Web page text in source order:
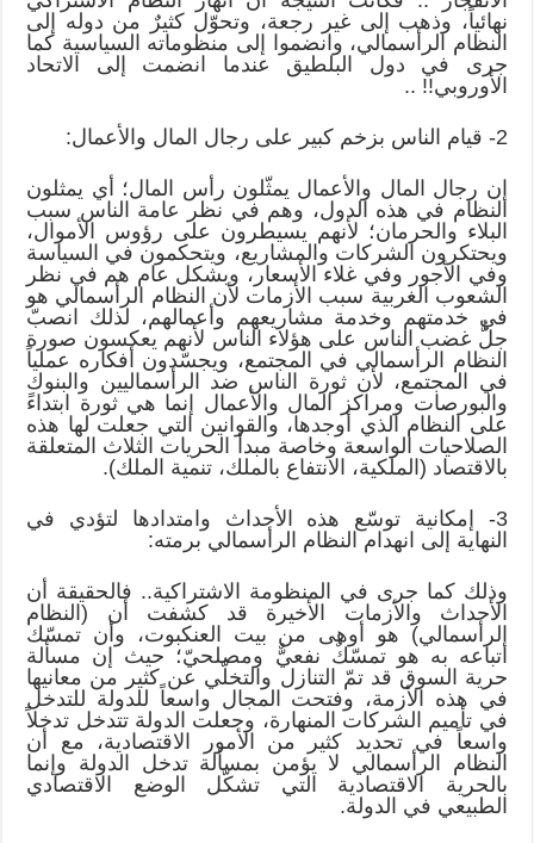
نهائياً، وذهب إلى غير رجعة، وتحوّل كثيرٌ من دوله إلى
النظام الرأسمالي، وانضموا إلى منظوماته السياسية كما
جرى في دول البلطيق عندما انضمت إلى الاتحاد
الأوروبي!! ..
2- قيام الناس بزخم كبير على رجال المال والأعمال:
إن رجال المال والأعمال يمثّلون رأس المال؛ أي يمثلون
النظام في هذه الدول، وهم في نظر عامة الناس سبب
البلاء والحرمان؛ لأنهم يسيطرون على رؤوس الأموال،
ويحتكرون الشركات والمشاريع، ويتحكمون في السياسة
وفي الأجور وفي غلاء الأسعار، وبشكل عام هم في نظر
الشعوب الغربية سبب الأزمات لأن النظام الرأسمالي هو
في خدمتهم وخدمة مشاريعهم وأعمالهم، لذلك انصبّ
جلُّ غضب الناس على هؤلاء الناس لأنهم يعكسون صورة
النظام الرأسمالي في المجتمع، ويجسّدون أفكاره عملياً
في المجتمع، لأن ثورة الناس ضد الرأسماليين والبنوك
والبورصات ومراكز المال والأعمال إنما هي ثورة ابتداءً
على النظام الذي أوجدها، والقوانين التي جعلت لها هذه
الصلاحيات الواسعة وخاصة مبدأ الحريات الثلاث المتعلقة
بالاقتصاد (الملكية، الانتفاع بالملك، تنمية الملك).
3- إمكانية توسّع هذه الأحداث وامتدادها لتؤدي في
النهاية إلى انهدام النظام الرأسمالي برمته:
وذلك كما جرى في المنظومة الاشتراكية.. فالحقيقة أن
الأحداث والأزمات الأخيرة قد كشفت أن (النظام
الرأسمالي) هو أوهى من بيت العنكبوت، وأن تمسّك
أتباعه به هو تمسّكٌ نفعيٌّ ومصلحيّ؛ حيث إن مسألة
حرية السوق قد تمّ التنازل والتخلّي عن كثير من معانيها
في هذه الأزمة، وفتحت المجال واسعاً للدولة للتدخل
في تأميم الشركات المنهارة، وجعلت الدولة تتدخل تدخلاً
واسعاً في تحديد كثير من الأمور الاقتصادية، مع أن
النظام الرأسمالي لا يؤمن بمسألة تدخل الدولة وإنما
بالحرية الاقتصادية التي تشكّل الوضع الاقتصادي
الطبيعي في الدولة.